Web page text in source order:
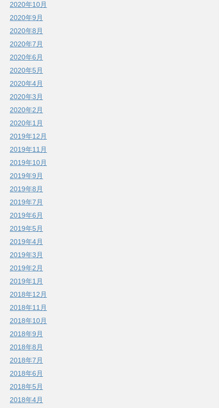
2020年10月
2020年9月
2020年8月
2020年7月
2020年6月
2020年5月
2020年4月
2020年3月
2020年2月
2020年1月
2019年12月
2019年11月
2019年10月
2019年9月
2019年8月
2019年7月
2019年6月
2019年5月
2019年4月
2019年3月
2019年2月
2019年1月
2018年12月
2018年11月
2018年10月
2018年9月
2018年8月
2018年7月
2018年6月
2018年5月
2018年4月